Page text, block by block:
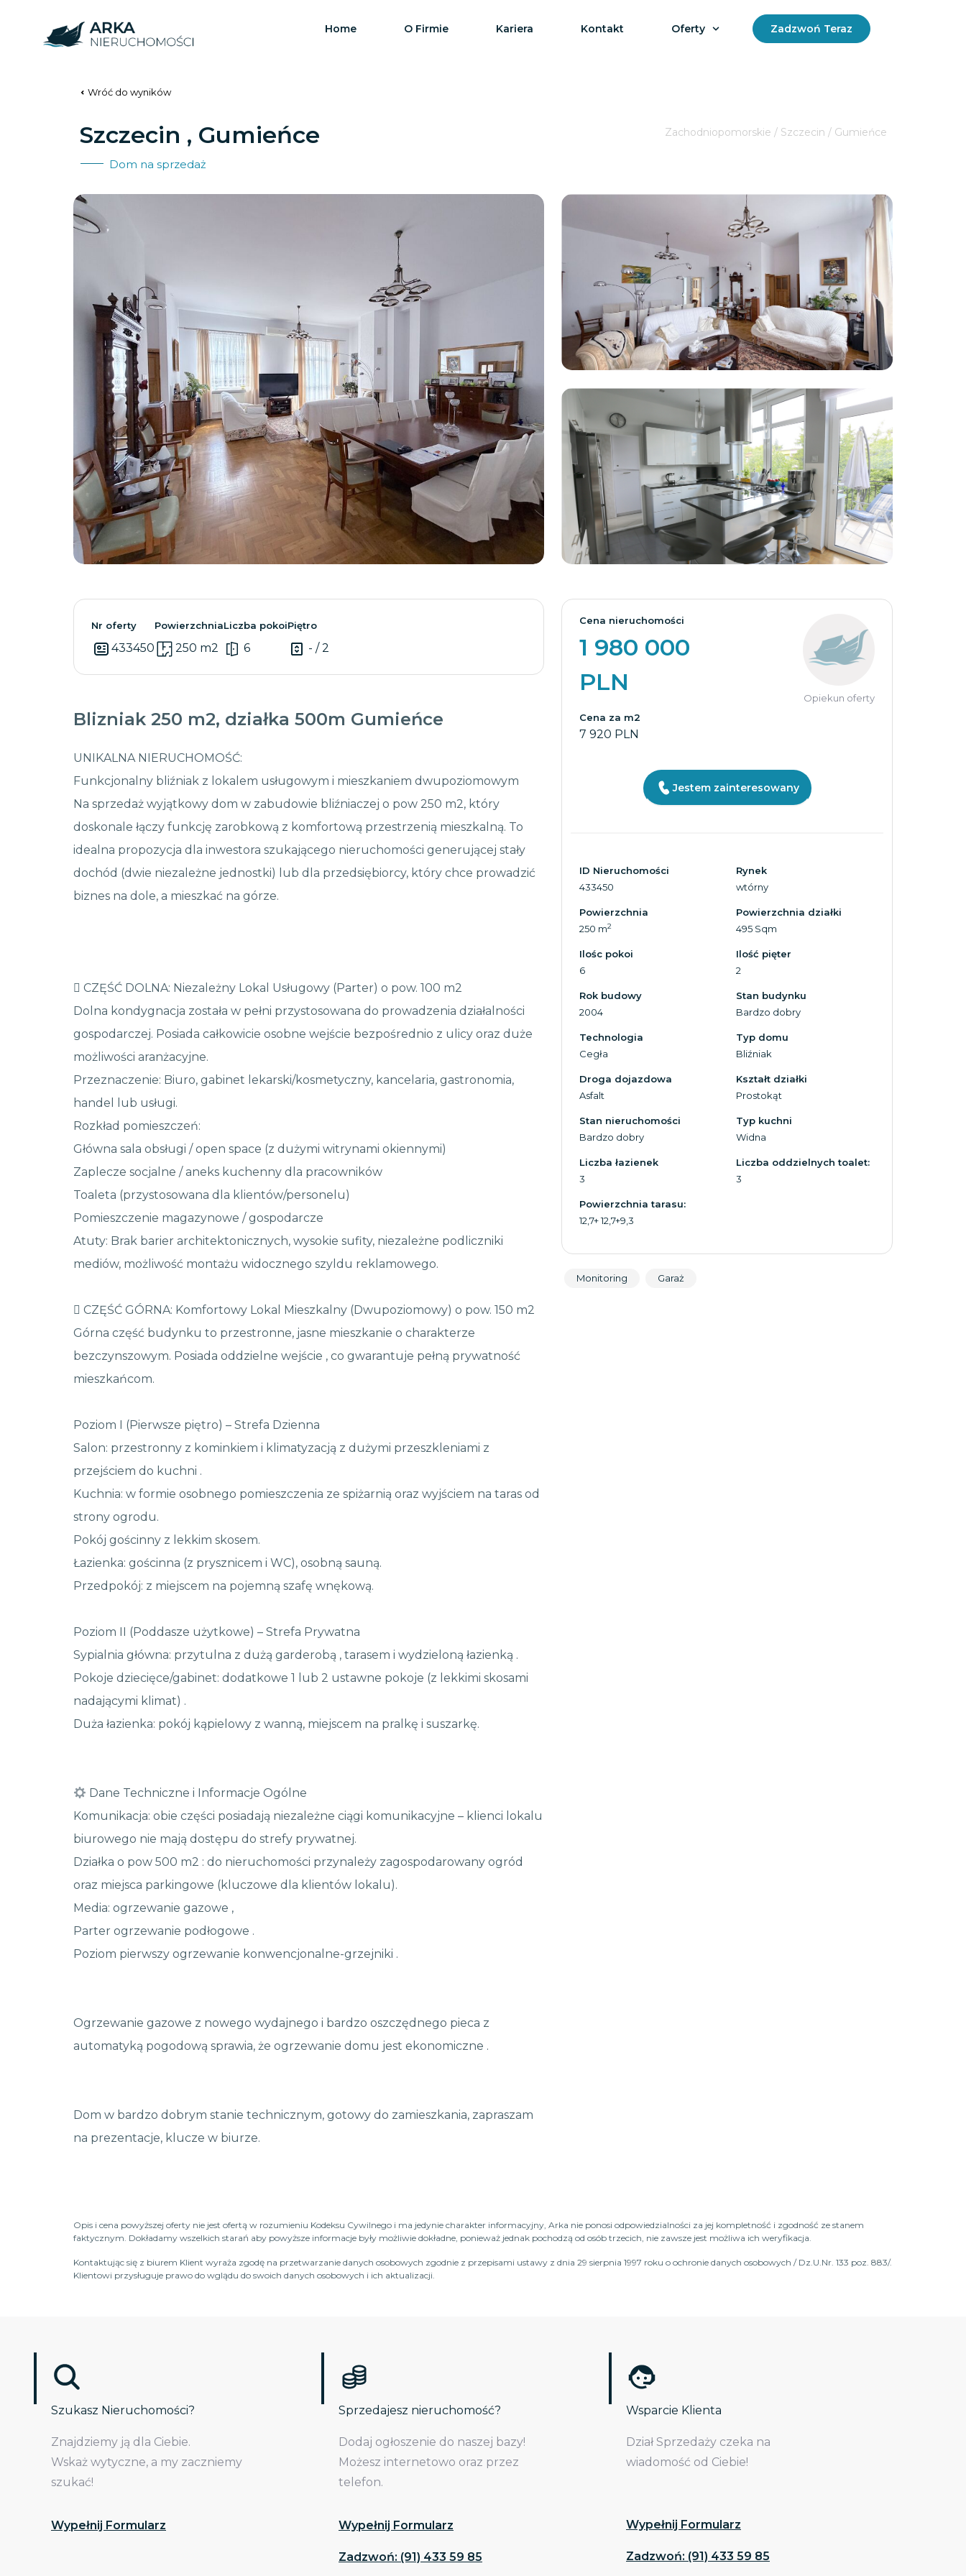
Home O Firmie Kariera Kontakt Oferty Zadzwoń Teraz
Wróć do wyników
Szczecin , Gumieńce
Dom na sprzedaż
Zachodniopomorskie / Szczecin / Gumieńce
Zobacz wszystkie
Nr oferty
433450
Powierzchnia
250 m2
Liczba pokoi
6
Piętro
- / 2
Blizniak 250 m2, działka 500m Gumieńce
UNIKALNA NIERUCHOMOŚĆ:
Funkcjonalny bliźniak z lokalem usługowym i mieszkaniem dwupoziomowym
Na sprzedaż wyjątkowy dom w zabudowie bliźniaczej o pow 250 m2, który
doskonale łączy funkcję zarobkową z komfortową przestrzenią mieszkalną. To
idealna propozycja dla inwestora szukającego nieruchomości generującej stały
dochód (dwie niezależne jednostki) lub dla przedsiębiorcy, który chce prowadzić
biznes na dole, a mieszkać na górze.
 CZĘŚĆ DOLNA: Niezależny Lokal Usługowy (Parter) o pow. 100 m2
Dolna kondygnacja została w pełni przystosowana do prowadzenia działalności
gospodarczej. Posiada całkowicie osobne wejście bezpośrednio z ulicy oraz duże
możliwości aranżacyjne.
Przeznaczenie: Biuro, gabinet lekarski/kosmetyczny, kancelaria, gastronomia,
handel lub usługi.
Rozkład pomieszczeń:
Główna sala obsługi / open space (z dużymi witrynami okiennymi)
Zaplecze socjalne / aneks kuchenny dla pracowników
Toaleta (przystosowana dla klientów/personelu)
Pomieszczenie magazynowe / gospodarcze
Atuty: Brak barier architektonicznych, wysokie sufity, niezależne podliczniki
mediów, możliwość montażu widocznego szyldu reklamowego.
️ CZĘŚĆ GÓRNA: Komfortowy Lokal Mieszkalny (Dwupoziomowy) o pow. 150 m2
Górna część budynku to przestronne, jasne mieszkanie o charakterze
bezczynszowym. Posiada oddzielne wejście , co gwarantuje pełną prywatność
mieszkańcom.
Poziom I (Pierwsze piętro) – Strefa Dzienna
Salon: przestronny z kominkiem i klimatyzacją z dużymi przeszkleniami z
przejściem do kuchni .
Kuchnia: w formie osobnego pomieszczenia ze spiżarnią oraz wyjściem na taras od
strony ogrodu.
Pokój gościnny z lekkim skosem.
Łazienka: gościnna (z prysznicem i WC), osobną sauną.
Przedpokój: z miejscem na pojemną szafę wnękową.
Poziom II (Poddasze użytkowe) – Strefa Prywatna
Sypialnia główna: przytulna z dużą garderobą , tarasem i wydzieloną łazienką .
Pokoje dziecięce/gabinet: dodatkowe 1 lub 2 ustawne pokoje (z lekkimi skosami
nadającymi klimat) .
Duża łazienka: pokój kąpielowy z wanną, miejscem na pralkę i suszarkę.
Dane Techniczne i Informacje Ogólne
Komunikacja: obie części posiadają niezależne ciągi komunikacyjne – klienci lokalu
biurowego nie mają dostępu do strefy prywatnej.
Działka o pow 500 m2 : do nieruchomości przynależy zagospodarowany ogród
oraz miejsca parkingowe (kluczowe dla klientów lokalu).
Media: ogrzewanie gazowe ,
Parter ogrzewanie podłogowe .
Poziom pierwszy ogrzewanie konwencjonalne-grzejniki .
Ogrzewanie gazowe z nowego wydajnego i bardzo oszczędnego pieca z
automatyką pogodową sprawia, że ogrzewanie domu jest ekonomiczne .
Dom w bardzo dobrym stanie technicznym, gotowy do zamieszkania, zapraszam
na prezentacje, klucze w biurze.
Cena nieruchomości
1 980 000
PLN
Cena za m2
7 920 PLN
Opiekun oferty
Jestem zainteresowany
ID Nieruchomości
433450
Rynek
wtórny
Powierzchnia
250 m2
Powierzchnia działki
495 Sqm
Ilośc pokoi
6
Ilość pięter
2
Rok budowy
2004
Stan budynku
Bardzo dobry
Technologia
Cegła
Typ domu
Bliźniak
Droga dojazdowa
Asfalt
Kształt działki
Prostokąt
Stan nieruchomości
Bardzo dobry
Typ kuchni
Widna
Liczba łazienek
3
Liczba oddzielnych toalet:
3
Powierzchnia tarasu:
12,7+ 12,7+9,3
Monitoring Garaż
Opis i cena powyższej oferty nie jest ofertą w rozumieniu Kodeksu Cywilnego i ma jedynie charakter informacyjny, Arka nie ponosi odpowiedzialności za jej kompletność i zgodność ze stanem
faktycznym. Dokładamy wszelkich starań aby powyższe informacje były możliwie dokładne, ponieważ jednak pochodzą od osób trzecich, nie zawsze jest możliwa ich weryfikacja.
Kontaktując się z biurem Klient wyraża zgodę na przetwarzanie danych osobowych zgodnie z przepisami ustawy z dnia 29 sierpnia 1997 roku o ochronie danych osobowych / Dz.U.Nr. 133 poz. 883/.
Klientowi przysługuje prawo do wglądu do swoich danych osobowych i ich aktualizacji.
Szukasz Nieruchomości?
Znajdziemy ją dla Ciebie.
Wskaż wytyczne, a my zaczniemy
szukać!
Wypełnij Formularz
Sprzedajesz nieruchomość?
Dodaj ogłoszenie do naszej bazy!
Możesz internetowo oraz przez
telefon.
Wypełnij Formularz
Zadzwoń: (91) 433 59 85
Wsparcie Klienta
Dział Sprzedaży czeka na
wiadomość od Ciebie!
Wypełnij Formularz
Zadzwoń: (91) 433 59 85